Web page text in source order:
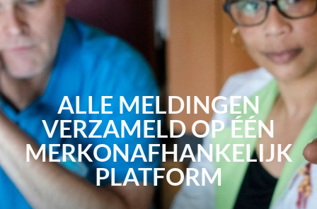
ALLE MELDINGEN
VERZAMELD OP ÉÉN
MERKONAFHANKELIJK
PLATFORM